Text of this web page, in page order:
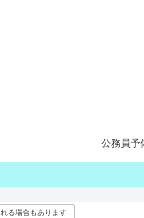
公務員予
る場合もあります